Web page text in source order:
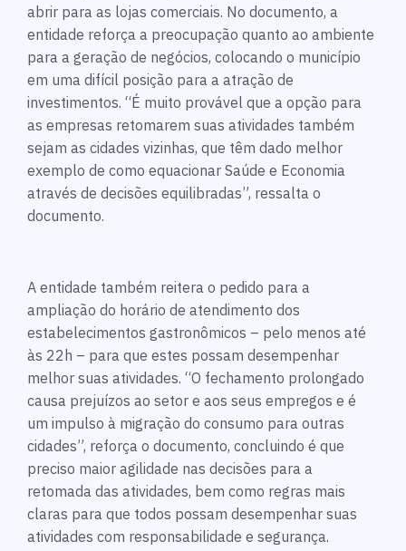
abrir para as lojas comerciais. No documento, a
entidade reforça a preocupação quanto ao ambiente
para a geração de negócios, colocando o município
em uma difícil posição para a atração de
investimentos. “É muito provável que a opção para
as empresas retomarem suas atividades também
sejam as cidades vizinhas, que têm dado melhor
exemplo de como equacionar Saúde e Economia
através de decisões equilibradas”, ressalta o
documento.
A entidade também reitera o pedido para a
ampliação do horário de atendimento dos
estabelecimentos gastronômicos – pelo menos até
às 22h – para que estes possam desempenhar
melhor suas atividades. “O fechamento prolongado
causa prejuízos ao setor e aos seus empregos e é
um impulso à migração do consumo para outras
cidades”, reforça o documento, concluindo é que
preciso maior agilidade nas decisões para a
retomada das atividades, bem como regras mais
claras para que todos possam desempenhar suas
atividades com responsabilidade e segurança.